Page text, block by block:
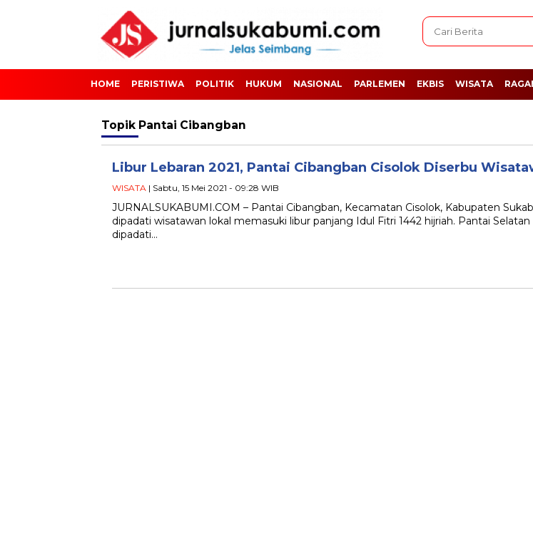
HOME PERISTIWA POLITIK HUKUM NASIONAL PARLEMEN EKBIS WISATA
Topik Pantai Cibangban
Libur Lebaran 2021, Pantai Cibangban Cisolok Diserbu
WISATA | Sabtu, 15 Mei 2021 - 09:28 WIB
JURNALSUKABUMI.COM – Pantai Cibangban, Kecamatan Cisolok, Kabupaten
dipadati wisatawan lokal memasuki libur panjang Idul Fitri 1442 hijriah. Pantai
dipadati…